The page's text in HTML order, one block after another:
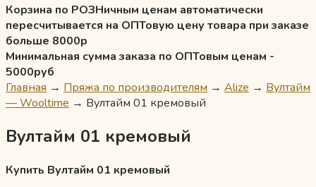
Корзина по РОЗНичным ценам автоматически
пересчитывается на ОПТовую цену товара при заказе
больше 8000р
Минимальная сумма заказа по ОПТовым ценам -
5000руб
Главная → Пряжа по производителям → Alize → Вултайм
— Wooltime → Вултайм 01 кремовый
Вултайм 01 кремовый
Купить Вултайм 01 кремовый